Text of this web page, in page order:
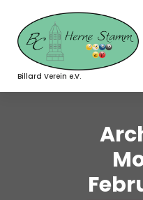
Inhalt
springen
Billard Verein e.V.